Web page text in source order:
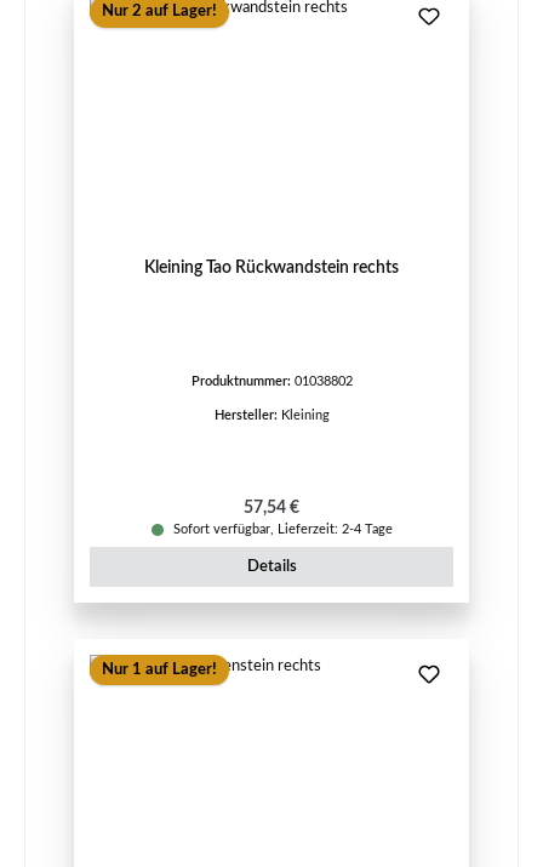
Nur 2 auf Lager!
Kleining Tao Rückwandstein rechts
Produktnummer: 01038802
Hersteller: Kleining
Regulärer Preis:
57,54 €
Sofort verfügbar, Lieferzeit: 2-4 Tage
Details
Nur 1 auf Lager!